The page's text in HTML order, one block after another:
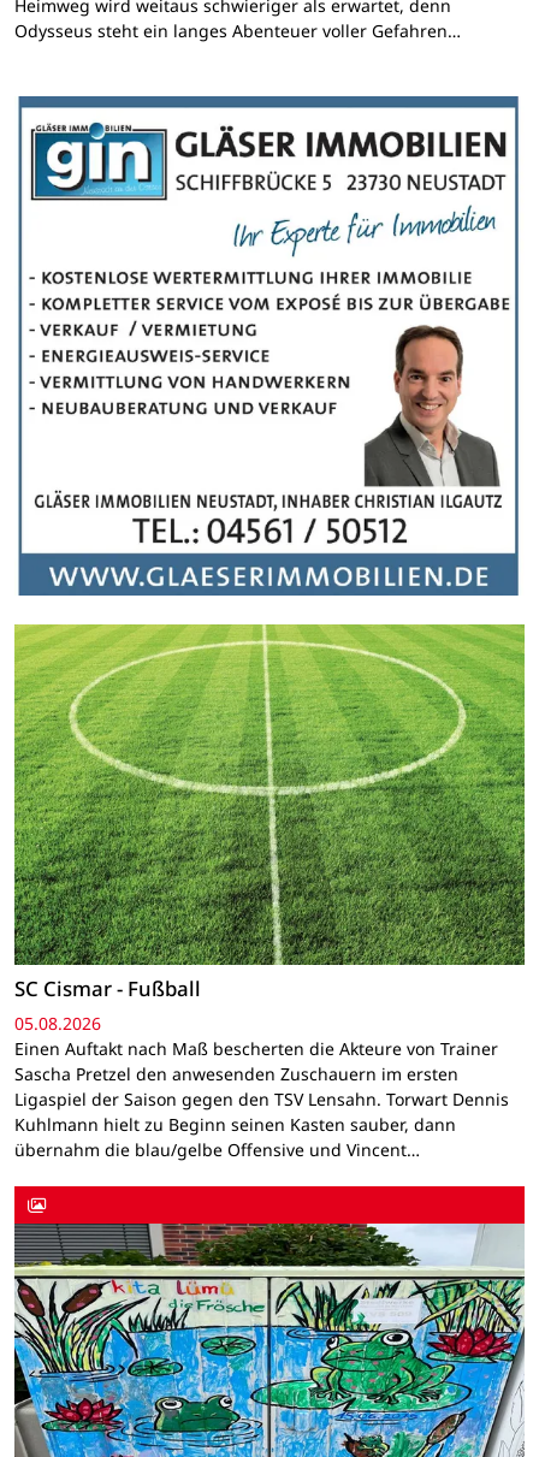
Heimweg wird weitaus schwieriger als erwartet, denn
Odysseus steht ein langes Abenteuer voller Gefahren…
SC Cismar - Fußball
05.08.2026
Einen Auftakt nach Maß bescherten die Akteure von Trainer
Sascha Pretzel den anwesenden Zuschauern im ersten
Ligaspiel der Saison gegen den TSV Lensahn. Torwart Dennis
Kuhlmann hielt zu Beginn seinen Kasten sauber, dann
übernahm die blau/gelbe Offensive und Vincent…